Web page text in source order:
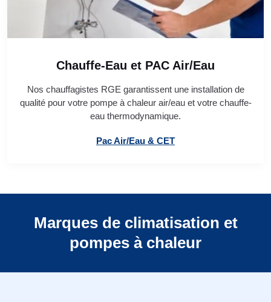
Chauffe-Eau et PAC Air/Eau
Nos chauffagistes RGE garantissent une installation de
qualité pour votre pompe à chaleur air/eau et votre chauffe-
eau thermodynamique.
Pac Air/Eau & CET
Marques de climatisation et
pompes à chaleur